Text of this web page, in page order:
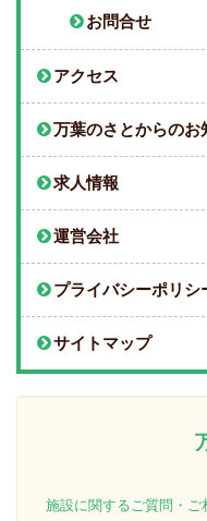
お問合せ
アクセス
万葉のさとからのお
求人情報
運営会社
プライバシーポリシ
サイトマップ
施設に関するご質問・ご